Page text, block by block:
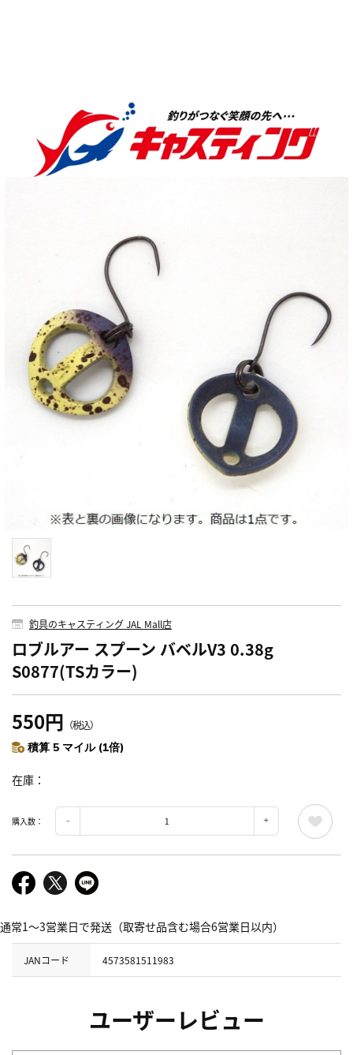
釣具のキャスティング JAL Mall店
ロブルアー スプーン バベルV3 0.38g
S0877(TSカラー)
550円 （税込）
積算 5 マイル (1倍)
在庫
購入数：
通常1～3営業日で発送（取寄せ品含む場合6営業日以内）
JANコード 4573581511983
ユーザーレビュー